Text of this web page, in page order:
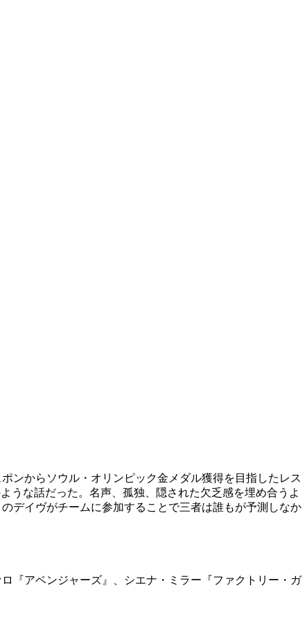
ンからソウル・オリンピック金メダル獲得を目指したレス
うな話だった。名声、孤独、隠された欠乏感を埋め合うよ
デイヴがチームに参加することで三者は誰もが予測しなか
『アベンジャーズ』、シエナ・ミラー『ファクトリー・ガ